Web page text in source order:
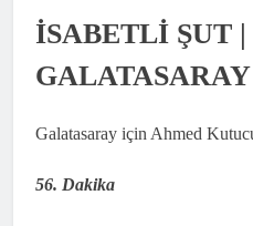
İSABETLİ ŞUT |
GALATASARAY
Galatasaray için Ahmed
56. Dakika